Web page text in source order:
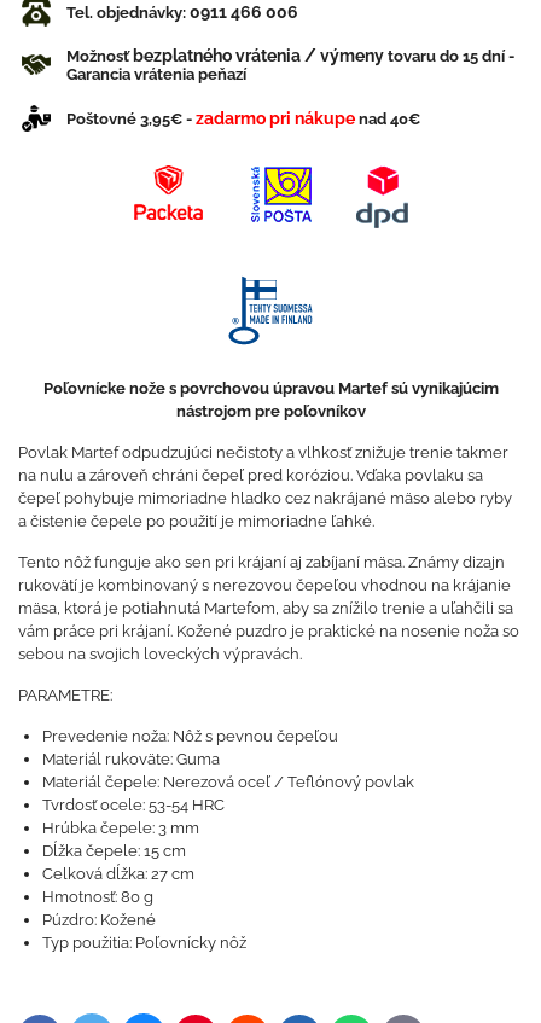
Tel. objednávky: 0911 466 006
Možnosťbezplatného vrátenia / výmeny tovaru do 15 dní -
Garancia vrátenia peňazí
Poštovné 3,95€ - zadarmo pri nákupe nad 40€
Poľovnícke nože s povrchovou úpravou Martef sú vynikajúcim
nástrojom pre poľovníkov
Povlak Martef odpudzujúci nečistoty a vlhkosť znižuje trenie takmer
na nulu a zároveň chráni čepeľ pred koróziou. Vďaka povlaku sa
čepeľ pohybuje mimoriadne hladko cez nakrájané mäso alebo ryby
a čistenie čepele po použití je mimoriadne ľahké.
Tento nôž funguje ako sen pri krájaní aj zabíjaní mäsa. Známy dizajn
rukovätí je kombinovaný s nerezovou čepeľou vhodnou na krájanie
mäsa, ktorá je potiahnutá Martefom, aby sa znížilo trenie a uľahčili sa
vám práce pri krájaní. Kožené puzdro je praktické na nosenie noža so
sebou na svojich loveckých výpravách.
PARAMETRE:
Prevedenie noža: Nôž s pevnou čepeľou
Materiál rukoväte: Guma
Materiál čepele: Nerezová oceľ / Teflónový povlak
Tvrdosť ocele: 53-54 HRC
Hrúbka čepele: 3 mm
Dĺžka čepele: 15 cm
Celková dĺžka: 27 cm
Hmotnosť: 80 g
Púzdro: Kožené
Typ použitia: Poľovnícky nôž